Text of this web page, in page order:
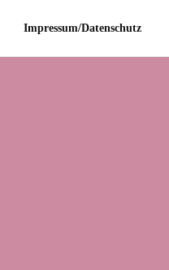
Impressum/Datenschutz